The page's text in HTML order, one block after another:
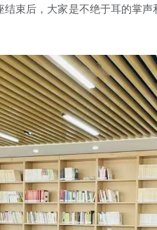
束后，大家是不绝于耳的掌